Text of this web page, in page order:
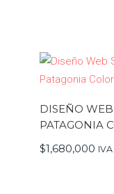
DISEÑO
PATAGONIA
$1,680,000